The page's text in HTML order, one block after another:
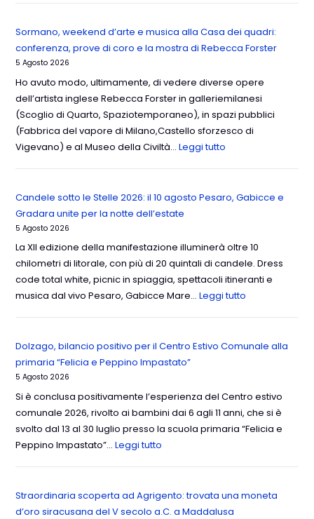
Sormano, weekend d’arte e musica alla Casa dei quadri:
conferenza, prove di coro e la mostra di Rebecca Forster
5 Agosto 2026
Ho avuto modo, ultimamente, di vedere diverse opere
dell’artista inglese Rebecca Forster in galleriemilanesi
(Scoglio di Quarto, Spaziotemporaneo), in spazi pubblici
(Fabbrica del vapore di Milano,Castello sforzesco di
Vigevano) e al Museo della Civiltà…Leggi tutto
Candele sotto le Stelle 2026: il 10 agosto Pesaro, Gabicce e
Gradara unite per la notte dell’estate
5 Agosto 2026
La XII edizione della manifestazione illuminerà oltre 10
chilometri di litorale, con più di 20 quintali di candele. Dress
code total white, picnic in spiaggia, spettacoli itineranti e
musica dal vivo Pesaro, Gabicce Mare…Leggi tutto
Dolzago, bilancio positivo per il Centro Estivo Comunale alla
primaria “Felicia e Peppino Impastato”
5 Agosto 2026
Si è conclusa positivamente l’esperienza del Centro estivo
comunale 2026, rivolto ai bambini dai 6 agli 11 anni, che si è
svolto dal 13 al 30 luglio presso la scuola primaria “Felicia e
Peppino Impastato”…Leggi tutto
Straordinaria scoperta ad Agrigento: trovata una moneta
d’oro siracusana del V secolo a.C. a Maddalusa